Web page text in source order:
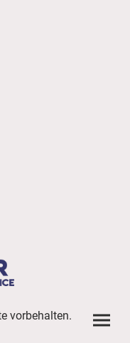
vorbehalten.